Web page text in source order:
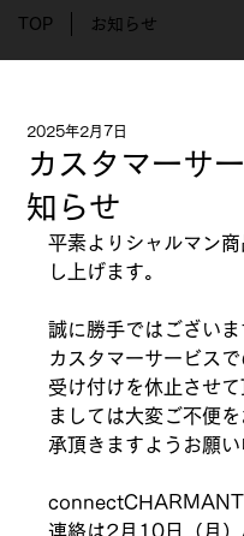
TOP お知らせ
カスタマーサ
知らせ
2025年2月7日
平素よりシャルマン
し上げます。
誠に勝手ではござい
カスタマーサービス
受け付けを休止させ
ましては大変ご不便
承頂きますようお願い
connectCHARMANT
連絡は2月10日（月